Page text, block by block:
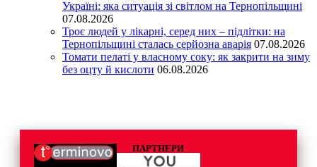
Україні: яка ситуація зі світлом на Тернопільщині
07.08.2026
Троє людей у лікарні, серед них – підлітки: на
Тернопільщині сталась серйозна аварія 07.08.2026
Томати пелаті у власному соку: як закрити на зиму
без оцту й кислоти 06.08.2026
ПАРТНЕРИ